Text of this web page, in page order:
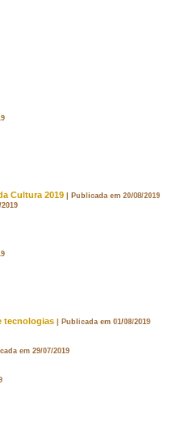
Cultura 2019 | Publicada em 20/08/2019
tecnologias | Publicada em 01/08/2019
em 29/07/2019